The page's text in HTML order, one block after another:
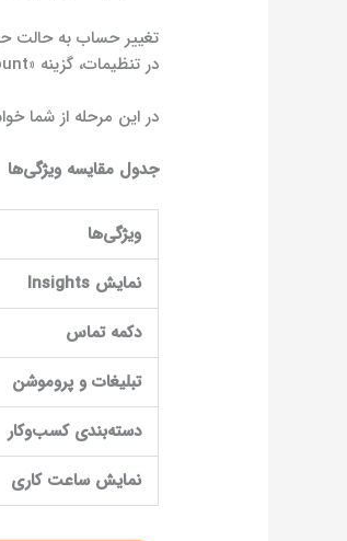
تغییر حساب به حالت
در تنظیمات، گزینه «Switch to Professional Account» (یا «تبدیل به حساب حرفه‌ای») را انتخاب کنید، سپس گزینه «Business» را به جای «Creator» بزنید.
در این مرحله از شما
جدول مقایسه ویژگی‌ها
ویژگی‌ها
نمایش Insights
دکمه تماس
تبلیغات و پروموشن
دسته‌بندی کسب‌وکار
نمایش ساعت کاری